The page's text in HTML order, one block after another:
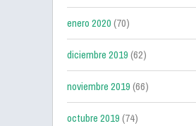
enero 2020(70)
diciembre 2019(62)
noviembre 2019(66)
octubre 2019(74)